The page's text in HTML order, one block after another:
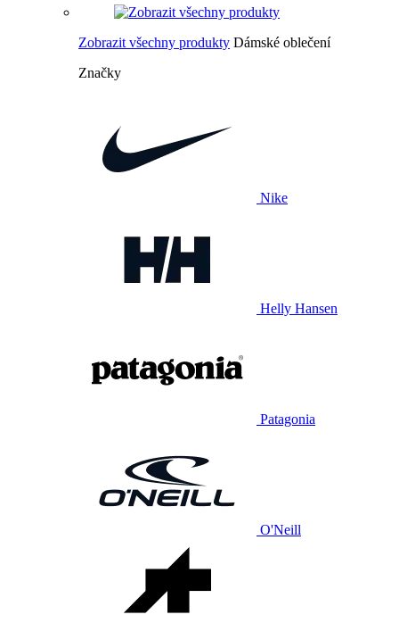
Zobrazit všechny produkty Dámské oblečení
Značky
Nike
Helly Hansen
Patagonia
O'Neill